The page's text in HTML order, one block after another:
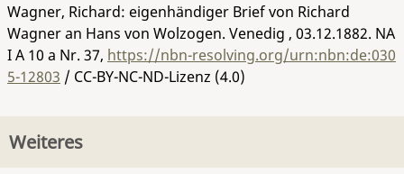
Wagner, Richard: eigenhändiger Brief von Richard
Wagner an Hans von Wolzogen. Venedig , 03.12.1882. NA
I A 10 a Nr. 37, https://nbn-resolving.org/urn:nbn:de:030
5-12803 / CC-BY-NC-ND-Lizenz (4.0)
Weiteres